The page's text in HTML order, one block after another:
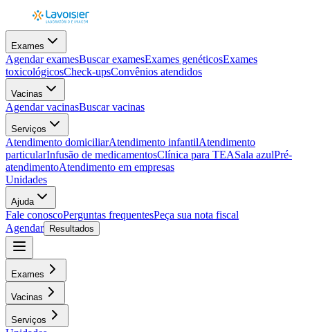
Exames
Agendar examesBuscar examesExames genéticosExames
toxicológicosCheck-upsConvênios atendidos
Vacinas
Agendar vacinasBuscar vacinas
Serviços
Atendimento domiciliarAtendimento infantilAtendimento
particularInfusão de medicamentosClínica para TEASala azulPré-
atendimentoAtendimento em empresas
Unidades
Ajuda
Fale conoscoPerguntas frequentesPeça sua nota fiscal
Agendar
Resultados
Exames
Vacinas
Serviços